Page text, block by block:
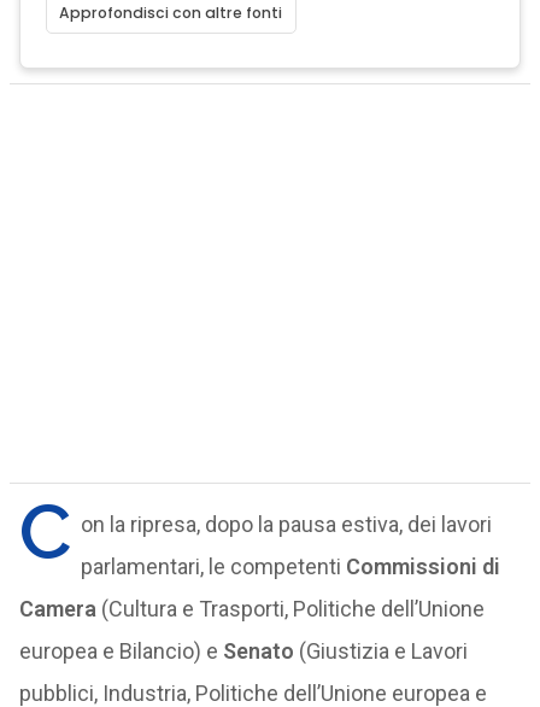
Approfondisci con altre fonti
C on la ripresa, dopo la pausa estiva, dei lavori
parlamentari, le competenti Commissioni di
Camera (Cultura e Trasporti, Politiche dell’Unione
europea e Bilancio) e Senato (Giustizia e Lavori
pubblici, Industria, Politiche dell’Unione europea e